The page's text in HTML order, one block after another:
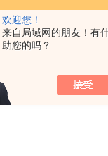
欢迎您！
来自局域网的朋友！有
助您的吗？